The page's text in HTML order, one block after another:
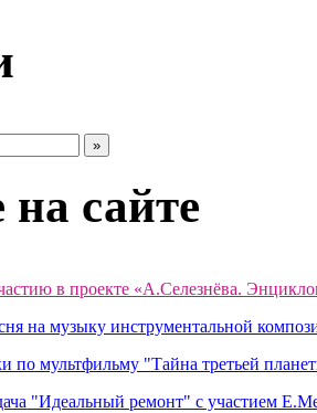
сайте
в проекте «А.Селезнёва.
на музыку инструментальной
по мультфильму "Тайна третьей
"Идеальный ремонт" с участием